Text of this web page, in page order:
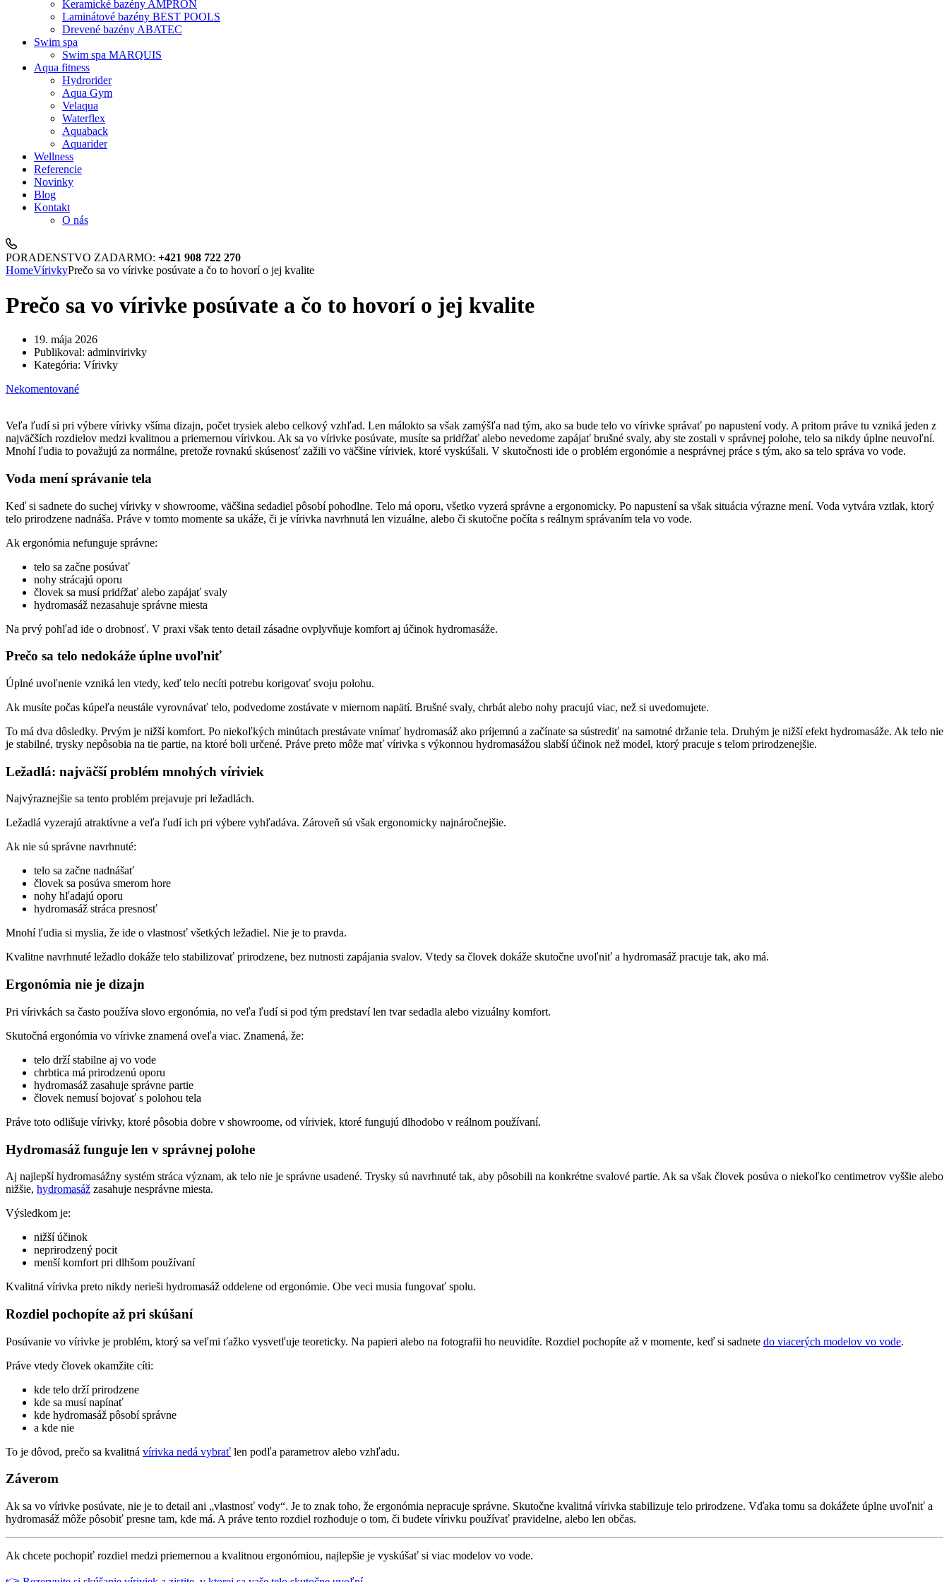
Keramické bazény AMPRON
Laminátové bazény BEST POOLS
Drevené bazény ABATEC
Swim spa
Swim spa MARQUIS
Aqua fitness
Hydrorider
Aqua Gym
Velaqua
Waterflex
Aquaback
Aquarider
Wellness
Referencie
Novinky
Blog
Kontakt
O nás
PORADENSTVO ZADARMO: +421 908 722 270
HomeVírivkyPrečo sa vo vírivke posúvate a čo to hovorí o jej kvalite
Prečo sa vo vírivke posúvate a čo to hovorí o jej kvalite
19. mája 2026
Publikoval: adminvirivky
Kategória: Vírivky
Nekomentované
Veľa ľudí si pri výbere vírivky všíma dizajn, počet trysiek alebo celkový vzhľad. Len málokto sa však zamýšľa nad tým, ako sa bude telo vo vírivke správať po napustení vody. A pritom práve tu vzniká jeden z
najväčších rozdielov medzi kvalitnou a priemernou vírivkou. Ak sa vo vírivke posúvate, musíte sa pridŕžať alebo nevedome zapájať brušné svaly, aby ste zostali v správnej polohe, telo sa nikdy úplne neuvoľní.
Mnohí ľudia to považujú za normálne, pretože rovnakú skúsenosť zažili vo väčšine víriviek, ktoré vyskúšali. V skutočnosti ide o problém ergonómie a nesprávnej práce s tým, ako sa telo správa vo vode.
Voda mení správanie tela
Keď si sadnete do suchej vírivky v showroome, väčšina sedadiel pôsobí pohodlne. Telo má oporu, všetko vyzerá správne a ergonomicky. Po napustení sa však situácia výrazne mení. Voda vytvára vztlak, ktorý
telo prirodzene nadnáša. Práve v tomto momente sa ukáže, či je vírivka navrhnutá len vizuálne, alebo či skutočne počíta s reálnym správaním tela vo vode.
Ak ergonómia nefunguje správne:
telo sa začne posúvať
nohy strácajú oporu
človek sa musí pridŕžať alebo zapájať svaly
hydromasáž nezasahuje správne miesta
Na prvý pohľad ide o drobnosť. V praxi však tento detail zásadne ovplyvňuje komfort aj účinok hydromasáže.
Prečo sa telo nedokáže úplne uvoľniť
Úplné uvoľnenie vzniká len vtedy, keď telo necíti potrebu korigovať svoju polohu.
Ak musíte počas kúpeľa neustále vyrovnávať telo, podvedome zostávate v miernom napätí. Brušné svaly, chrbát alebo nohy pracujú viac, než si uvedomujete.
To má dva dôsledky. Prvým je nižší komfort. Po niekoľkých minútach prestávate vnímať hydromasáž ako príjemnú a začínate sa sústrediť na samotné držanie tela. Druhým je nižší efekt hydromasáže. Ak telo nie
je stabilné, trysky nepôsobia na tie partie, na ktoré boli určené. Práve preto môže mať vírivka s výkonnou hydromasážou slabší účinok než model, ktorý pracuje s telom prirodzenejšie.
Ležadlá: najväčší problém mnohých víriviek
Najvýraznejšie sa tento problém prejavuje pri ležadlách.
Ležadlá vyzerajú atraktívne a veľa ľudí ich pri výbere vyhľadáva. Zároveň sú však ergonomicky najnáročnejšie.
Ak nie sú správne navrhnuté:
telo sa začne nadnášať
človek sa posúva smerom hore
nohy hľadajú oporu
hydromasáž stráca presnosť
Mnohí ľudia si myslia, že ide o vlastnosť všetkých ležadiel. Nie je to pravda.
Kvalitne navrhnuté ležadlo dokáže telo stabilizovať prirodzene, bez nutnosti zapájania svalov. Vtedy sa človek dokáže skutočne uvoľniť a hydromasáž pracuje tak, ako má.
Ergonómia nie je dizajn
Pri vírivkách sa často používa slovo ergonómia, no veľa ľudí si pod tým predstaví len tvar sedadla alebo vizuálny komfort.
Skutočná ergonómia vo vírivke znamená oveľa viac. Znamená, že:
telo drží stabilne aj vo vode
chrbtica má prirodzenú oporu
hydromasáž zasahuje správne partie
človek nemusí bojovať s polohou tela
Práve toto odlišuje vírivky, ktoré pôsobia dobre v showroome, od víriviek, ktoré fungujú dlhodobo v reálnom používaní.
Hydromasáž funguje len v správnej polohe
Aj najlepší hydromasážny systém stráca význam, ak telo nie je správne usadené. Trysky sú navrhnuté tak, aby pôsobili na konkrétne svalové partie. Ak sa však človek posúva o niekoľko centimetrov vyššie alebo
nižšie, hydromasáž zasahuje nesprávne miesta.
Výsledkom je:
nižší účinok
neprirodzený pocit
menší komfort pri dlhšom používaní
Kvalitná vírivka preto nikdy nerieši hydromasáž oddelene od ergonómie. Obe veci musia fungovať spolu.
Rozdiel pochopíte až pri skúšaní
Posúvanie vo vírivke je problém, ktorý sa veľmi ťažko vysvetľuje teoreticky. Na papieri alebo na fotografii ho neuvidíte. Rozdiel pochopíte až v momente, keď si sadnete do viacerých modelov vo vode.
Práve vtedy človek okamžite cíti:
kde telo drží prirodzene
kde sa musí napínať
kde hydromasáž pôsobí správne
a kde nie
To je dôvod, prečo sa kvalitná vírivka nedá vybrať len podľa parametrov alebo vzhľadu.
Záverom
Ak sa vo vírivke posúvate, nie je to detail ani „vlastnosť vody“. Je to znak toho, že ergonómia nepracuje správne. Skutočne kvalitná vírivka stabilizuje telo prirodzene. Vďaka tomu sa dokážete úplne uvoľniť a
hydromasáž môže pôsobiť presne tam, kde má. A práve tento rozdiel rozhoduje o tom, či budete vírivku používať pravidelne, alebo len občas.
Ak chcete pochopiť rozdiel medzi priemernou a kvalitnou ergonómiou, najlepšie je vyskúšať si viac modelov vo vode.